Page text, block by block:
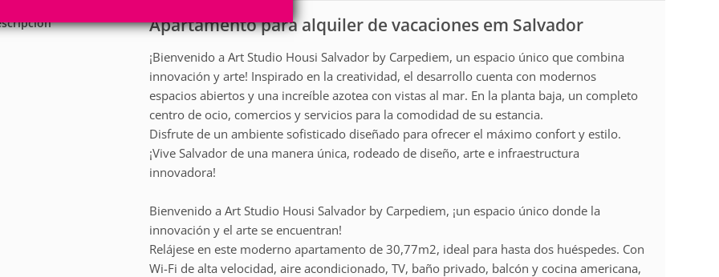
Apartamento para alquiler de vacaciones em Salvador
¡Bienvenido a Art Studio Housi Salvador by Carpediem, un espacio único que combina
innovación y arte! Inspirado en la creatividad, el desarrollo cuenta con modernos
espacios abiertos y una increíble azotea con vistas al mar. En la planta baja, un completo
centro de ocio, comercios y servicios para la comodidad de su estancia.
Disfrute de un ambiente sofisticado diseñado para ofrecer el máximo confort y estilo.
¡Vive Salvador de una manera única, rodeado de diseño, arte e infraestructura
innovadora!
Bienvenido a Art Studio Housi Salvador by Carpediem, ¡un espacio único donde la
innovación y el arte se encuentran!
Relájese en este moderno apartamento de 30,77m2, ideal para hasta dos huéspedes. Con
Wi-Fi de alta velocidad, aire acondicionado, TV, baño privado, balcón y cocina americana,